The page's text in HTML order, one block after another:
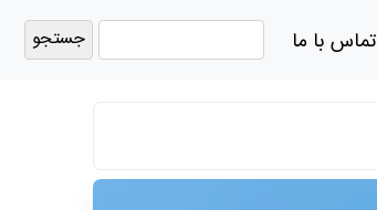
تماس با ما